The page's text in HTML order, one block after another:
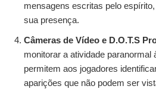
mensagens escritas pelo
sua presença.
Câmeras de Vídeo e D.O.T.S
monitorar a atividade paranormal
permitem aos jogadores
aparições que não podem ser